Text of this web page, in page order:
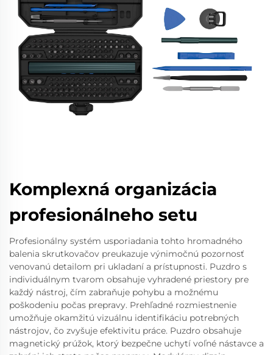
Komplexná organizácia
profesionálneho setu
Profesionálny systém usporiadania tohto hromadného
balenia skrutkovačov preukazuje výnimočnú pozornosť
venovanú detailom pri ukladaní a prístupnosti. Puzdro s
individuálnym tvarom obsahuje vyhradené priestory pre
každý nástroj, čím zabraňuje pohybu a možnému
poškodeniu počas prepravy. Prehľadné rozmiestnenie
umožňuje okamžitú vizuálnu identifikáciu potrebných
nástrojov, čo zvyšuje efektivitu práce. Puzdro obsahuje
magnetický prúžok, ktorý bezpečne uchytí voľné nástavce a